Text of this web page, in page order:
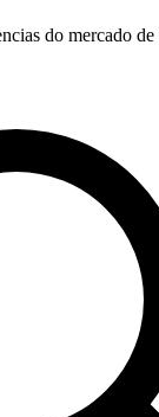
do mercado